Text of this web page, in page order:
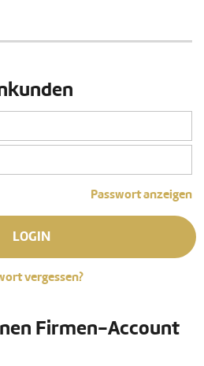
Passwort anzeigen
LOGIN
vergessen?
Firmen-Account